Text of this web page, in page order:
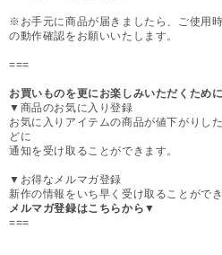
※お手元に商品が届きましたら、ご使用
の動作確認をお願いいたします。
===
お買いものを更にお楽しみいただくために
▼商品のお気に入り登録
お気に入りアイテムの商品が値下がりし
どに
通知を受け取ることができます。
▼お得なメルマガ登録
新作の情報をいち早く受け取ることができ
メルマガ登録はこちらから▼
===